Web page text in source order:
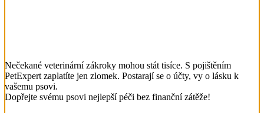
Nečekané veterinární zákroky mohou stát tisíce. S pojištěním
PetExpert zaplatíte jen zlomek. Postarají se o účty, vy o lásku k
vašemu psovi.
Dopřejte svému psovi nejlepší péči bez finanční zátěže!